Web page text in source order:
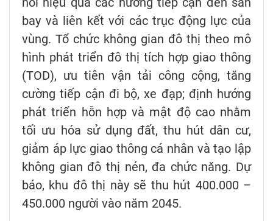
bay và liên kết với các trục động lực của
vùng. Tổ chức không gian đô thị theo mô
hình phát triển đô thị tích hợp giao thông
(TOD), ưu tiên vận tải công cộng, tăng
cường tiếp cận đi bộ, xe đạp; định hướng
phát triển hỗn hợp và mật độ cao nhằm
tối ưu hóa sử dụng đất, thu hút dân cư,
giảm áp lực giao thông cá nhân và tạo lập
không gian đô thị nén, đa chức năng. Dự
báo, khu đô thị này sẽ thu hút 400.000 –
450.000 người vào năm 2045.